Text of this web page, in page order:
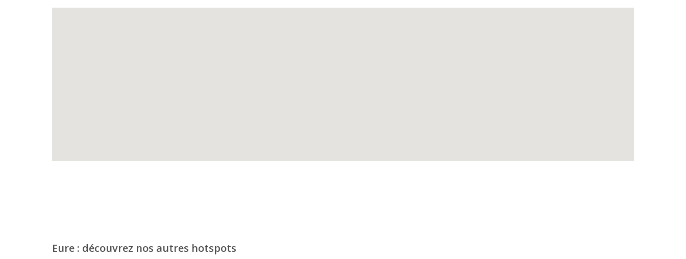
Eure : découvrez nos autres hotspots